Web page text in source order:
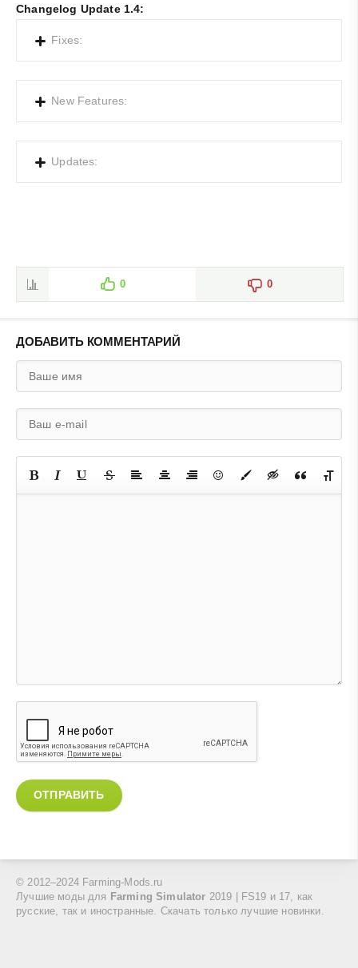
Changelog Update 1.4:
Fixes:
New Features:
Updates:
0 0
ДОБАВИТЬ КОММЕНТАРИЙ
ОТПРАВИТЬ
© 2012–2024 Farming-Mods.ru
Лучшие моды для
Farming Simulator 2019 | FS19 и 17, как
русские, так и иностранные. Скачать только лучшие новинки.